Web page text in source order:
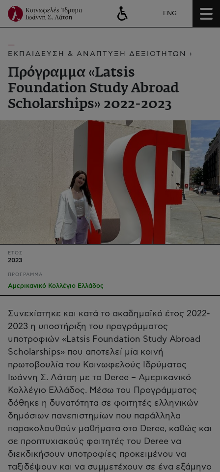
ENG
ΕΚΠΑΙΔΕΥΣΗ & ΑΝΑΠΤΥΞΗ ΔΕΞΙΟΤΗΤΩΝ ›
Πρόγραμμα «Latsis
Foundation Study Abroad
Scholarships» 2022-2023
ΕΤΟΣ
2023
ΠΡΟΓΡΑΜΜΑ
Αμερικανικό Κολλέγιο Ελλάδος
Συνεχίστηκε και κατά το ακαδημαϊκό έτος 2022-
2023 η υποστήριξη του προγράμματος
υποτροφιών «Latsis Foundation Study Abroad
Scholarships» που αποτελεί μία κοινή
πρωτοβουλία του Κοινωφελούς Ιδρύματος
Ιωάννη Σ. Λάτση με το Deree – Αμερικανικό
Κολλέγιο Ελλάδος. Μέσω του Προγράμματος
δόθηκε η δυνατότητα σε φοιτητές ελληνικών
δημόσιων πανεπιστημίων που παράλληλα
παρακολουθούν μαθήματα στο Deree, καθώς και
σε προπτυχιακούς φοιτητές του Deree να
διεκδικήσουν υποτροφίες προκειμένου να
ταξιδέψουν και να συμμετέχουν σε ένα εξάμηνο